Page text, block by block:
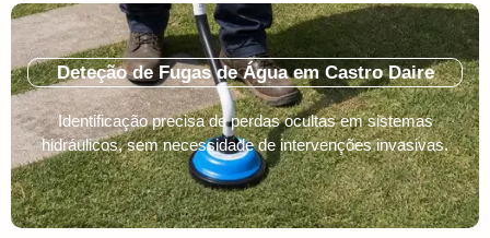
Deteção de Fugas de Água em Castro Daire
Identificação precisa de perdas ocultas em sistemas
hidráulicos, sem necessidade de intervenções invasivas.